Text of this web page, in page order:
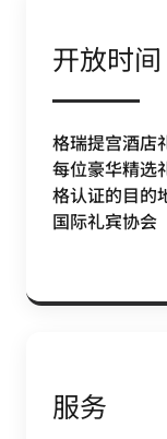
开放时间
格瑞提宫酒店
每位豪华精选
格认证的目的
国际礼宾协会
服务